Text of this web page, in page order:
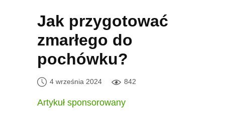
Jak przygotować
zmarłego do
pochówku?
4 września 2024 842
Artykuł sponsorowany